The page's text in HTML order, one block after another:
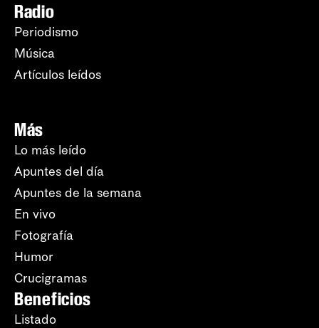
Radio
Periodismo
Música
Artículos leídos
Más
Lo más leído
Apuntes del día
Apuntes de la semana
En vivo
Fotografía
Humor
Crucigramas
Beneficios
Listado